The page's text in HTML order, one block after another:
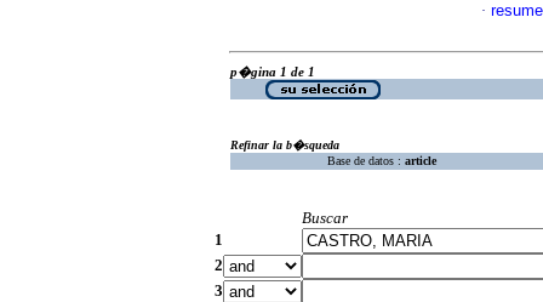
·
p�gina 1 de 1
Refinar la b�squeda
Base de datos : article
Buscar
1
2
3